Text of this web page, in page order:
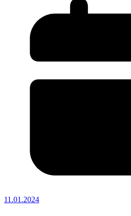
11.01.2024